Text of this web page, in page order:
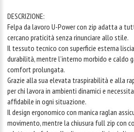
DESCRIZIONE:
Felpa da lavoro U-Power con zip adatta a
cercano praticità senza rinunciare allo stile.
Il tessuto tecnico con superficie esterna
durabilità, mentre l’interno morbido e caldo
comfort prolungata.
Grazie alla sua elevata traspirabilità e alla
per chi lavora in ambienti dinamici e
affidabile in ogni situazione.
Il design ergonomico con manica raglan
movimento, mentre la chiusura full zip con